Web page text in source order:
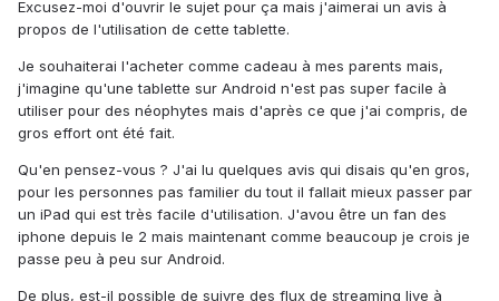
Excusez-moi d'ouvrir le sujet pour ça mais j'aimerai un avis à
propos de l'utilisation de cette tablette.
Je souhaiterai l'acheter comme cadeau à mes parents mais,
j'imagine qu'une tablette sur Android n'est pas super facile à
utiliser pour des néophytes mais d'après ce que j'ai compris, de
gros effort ont été fait.
Qu'en pensez-vous ? J'ai lu quelques avis qui disais qu'en gros,
pour les personnes pas familier du tout il fallait mieux passer par
un iPad qui est très facile d'utilisation. J'avou être un fan des
iphone depuis le 2 mais maintenant comme beaucoup je crois je
passe peu à peu sur Android.
De plus, est-il possible de suivre des flux de streaming live à